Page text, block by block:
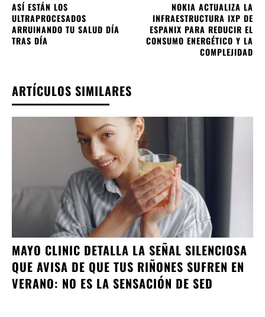
ASÍ ESTÁN LOS
ULTRAPROCESADOS
ARRUINANDO TU SALUD DÍA
TRAS DÍA
NOKIA ACTUALIZA LA
INFRAESTRUCTURA IXP DE
ESPANIX PARA REDUCIR EL
CONSUMO ENERGÉTICO Y LA
COMPLEJIDAD
ARTÍCULOS SIMILARES
MAYO CLINIC DETALLA LA SEÑAL SILENCIOSA
QUE AVISA DE QUE TUS RIÑONES SUFREN EN
VERANO: NO ES LA SENSACIÓN DE SED